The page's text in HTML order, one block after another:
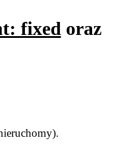
fixed oraz